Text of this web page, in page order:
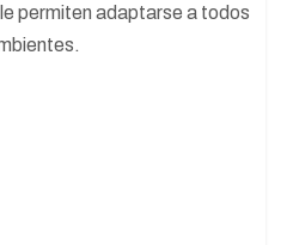
permiten adaptarse a todos